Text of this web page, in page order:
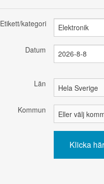
Etikett/kategori
Datum
Län
Kommun